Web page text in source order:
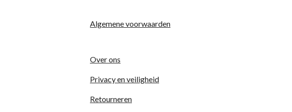
Algemene voorwaarden
Over ons
Privacy en veiligheid
Retourneren